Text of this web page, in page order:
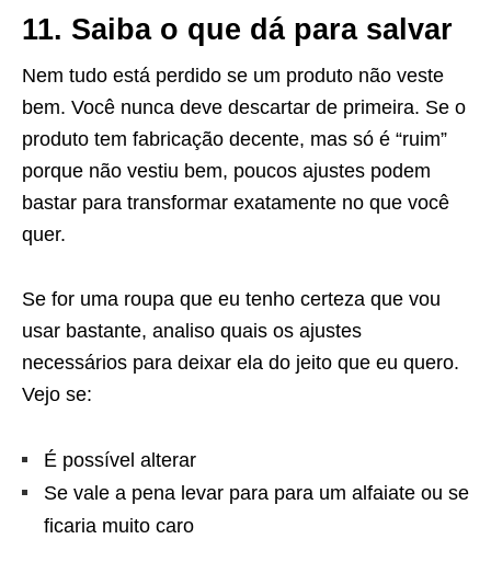
11. Saiba o que dá para salvar
Nem tudo está perdido se um produto não veste
bem. Você nunca deve descartar de primeira. Se o
produto tem fabricação decente, mas só é “ruim”
porque não vestiu bem, poucos ajustes podem
bastar para transformar exatamente no que você
quer.
Se for uma roupa que eu tenho certeza que vou
usar bastante, analiso quais os ajustes
necessários para deixar ela do jeito que eu quero.
Vejo se:
É possível alterar
Se vale a pena levar para para um alfaiate ou se
ficaria muito caro